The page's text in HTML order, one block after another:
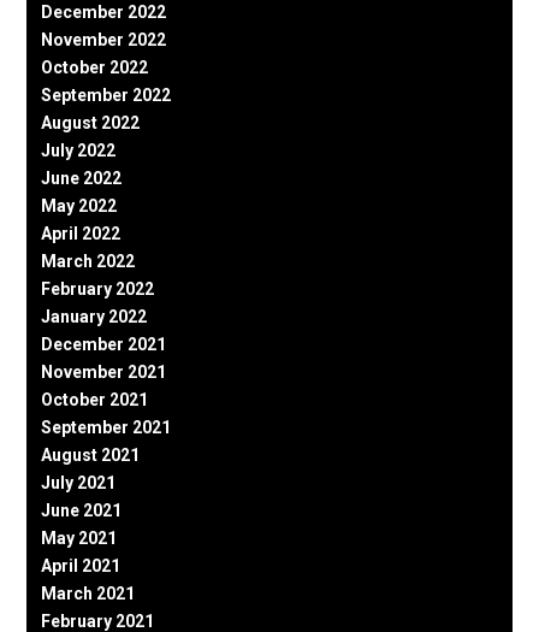
December 2022
November 2022
October 2022
September 2022
August 2022
July 2022
June 2022
May 2022
April 2022
March 2022
February 2022
January 2022
December 2021
November 2021
October 2021
September 2021
August 2021
July 2021
June 2021
May 2021
April 2021
March 2021
February 2021